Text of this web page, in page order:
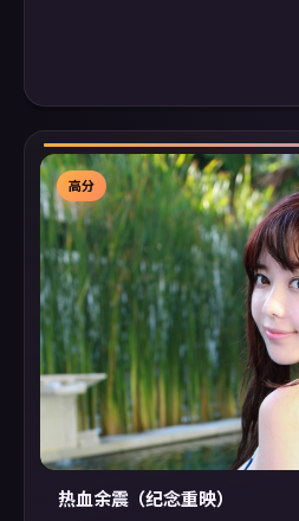
▶
高分
热血余震（纪念重映）